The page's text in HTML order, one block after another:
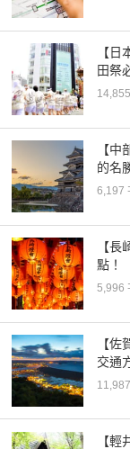
【
田祭
【
的名
6,197
【
點！
5,996
【
交通
【